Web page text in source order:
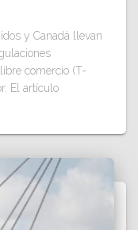
y Canadá llevan
comercio (T-
El artículo